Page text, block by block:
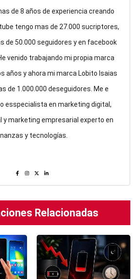
de 8 años de experiencia creando
tengo mas de 27.000 sucriptores,
de 50.000 seguidores y en facebook
venido trabajando mi propia marca
años y ahora mi marca Lobito Isaias
de 1.000.000 deseguidores. Me e
esspecialista en marketing digital,
y marketing empresarial experto en
y tecnologías.
Relacionadas